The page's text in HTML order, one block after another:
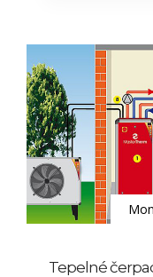
Tepelné